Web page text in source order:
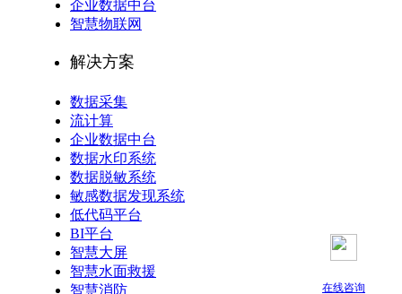
企业数据中台
智慧物联网
解决方案
数据采集
流计算
企业数据中台
数据水印系统
数据脱敏系统
敏感数据发现系统
低代码平台
BI平台
智慧大屏
智慧水面救援
智慧消防
在线咨询